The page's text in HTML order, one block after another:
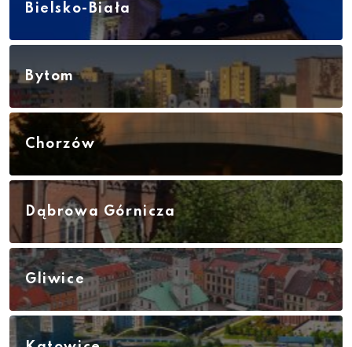
Bielsko-Biała
Bytom
Chorzów
Dąbrowa Górnicza
Gliwice